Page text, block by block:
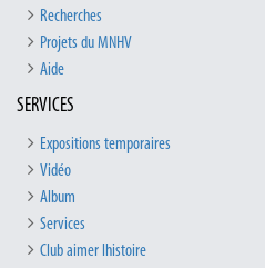
Recherches
Projets du MNHV
Aide
SERVICES
Expositions temporaires
Vidéo
Album
Services
Club aimer lhistoire